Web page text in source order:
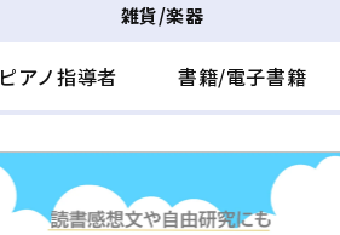
ピアノ指導者 書籍/電子書籍
雑貨/楽器